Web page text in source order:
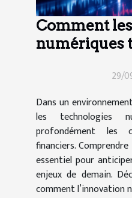
Comment
numériques
29/
Dans un
les technologies
profondément les
financiers.
essentiel pour
enjeux de demain.
comment l’innovation